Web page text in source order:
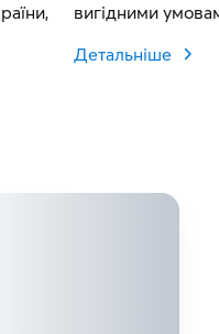
вигідними
Детальніше